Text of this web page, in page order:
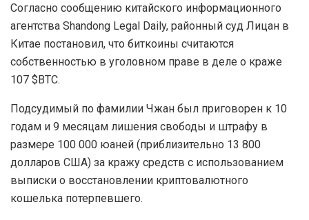
Согласно сообщению китайского информационного
агентства Shandong Legal Daily, районный суд Лицан в
Китае постановил, что биткоины считаются
собственностью в уголовном праве в деле о краже
107 $BTC.
Подсудимый по фамилии Чжан был приговорен к 10
годам и 9 месяцам лишения свободы и штрафу в
размере 100 000 юаней (приблизительно 13 800
долларов США) за кражу средств с использованием
выписки о восстановлении криптовалютного
кошелька потерпевшего.